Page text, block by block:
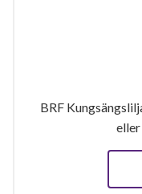
BRF
eller